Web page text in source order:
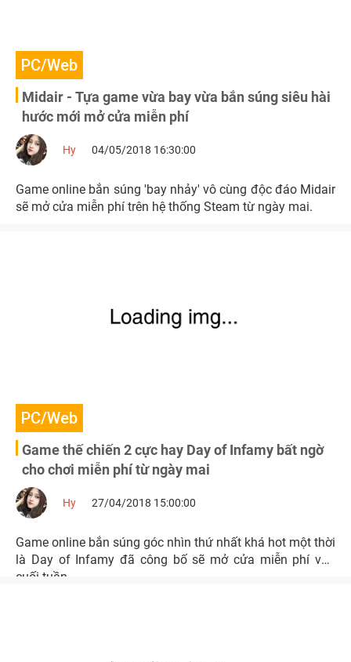
PC/Web
Midair - Tựa game vừa bay vừa bắn súng siêu hài
hước mới mở cửa miễn phí
Hy 04/05/2018 16:30:00
Game online bắn súng 'bay nhảy' vô cùng độc đáo Midair
sẽ mở cửa miễn phí trên hệ thống Steam từ ngày mai.
PC/Web
Game thế chiến 2 cực hay Day of Infamy bất ngờ
cho chơi miễn phí từ ngày mai
Hy 27/04/2018 15:00:00
Game online bắn súng góc nhìn thứ nhất khá hot một thời
là Day of Infamy đã công bố sẽ mở cửa miễn phí vào
cuối tuần.